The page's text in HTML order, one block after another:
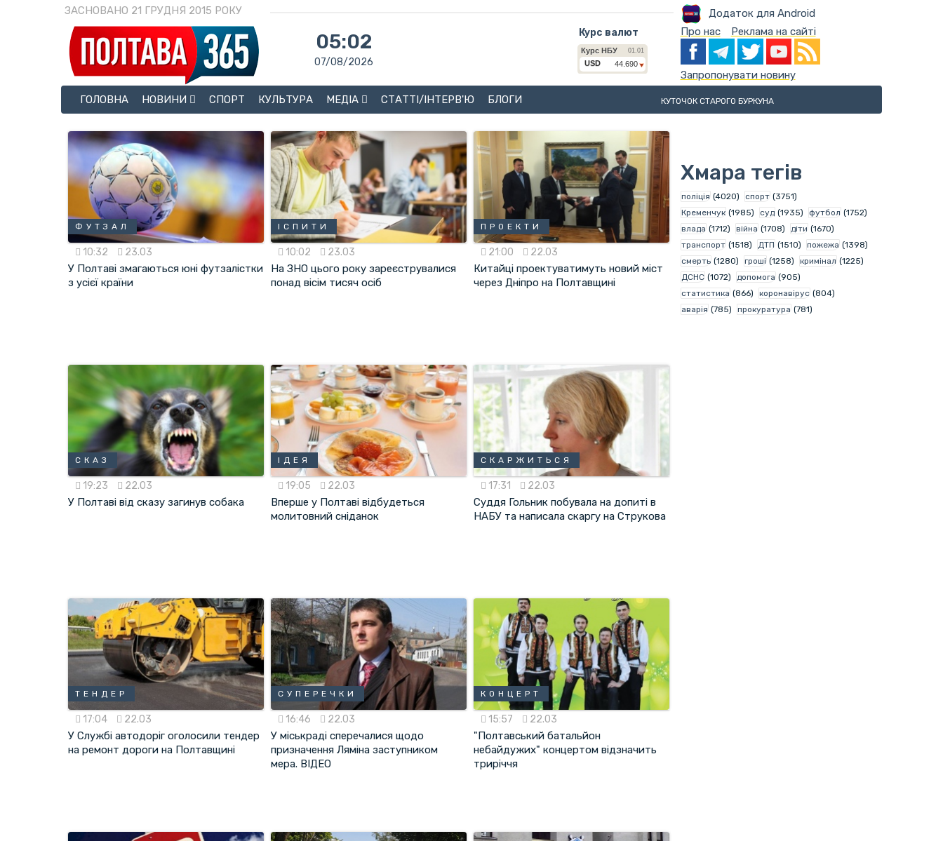
ЗАСНОВАНО 21 ГРУДНЯ 2015 РОКУ Додаток для Android
05:02
07/08/2026
Курс валют Про нас Реклама на сайті
Запропонувати новину
ГОЛОВНА
НОВИНИ СПОРТ КУЛЬТУРА МЕДІА СТАТТІ/ІНТЕРВ'Ю БЛОГИ КУТОЧОК СТАРОГО БУРКУНА
ФУТЗАЛ
10:32 23.03
У Полтаві змагаються юні футзалістки
з усієї країни
ІСПИТИ
10:02 23.03
На ЗНО цього року зареєструвалися
понад вісім тисяч осіб
ПРОЕКТИ
21:00 22.03
Китайці проектуватимуть новий міст
через Дніпро на Полтавщині
СКАЗ
19:23 22.03
У Полтаві від сказу загинув собака
ІДЕЯ
19:05 22.03
Вперше у Полтаві відбудеться
молитовний сніданок
СКАРЖИТЬСЯ
17:31 22.03
Суддя Гольник побувала на допиті в
НАБУ та написала скаргу на Струкова
ТЕНДЕР
17:04 22.03
У Службі автодоріг оголосили тендер
на ремонт дороги на Полтавщині
СУПЕРЕЧКИ
16:46 22.03
У міськраді сперечалися щодо
призначення Ляміна заступником
мера. ВІДЕО
КОНЦЕРТ
15:57 22.03
"Полтавський батальйон
небайдужих" концертом відзначить
триріччя
Хмара тегів
поліція (4020) спорт (3751)
Кременчук (1985) суд (1935) футбол (1752)
влада (1712) війна (1708) діти (1670)
транспорт (1518) ДТП (1510) пожежа (1398)
смерть (1280) гроші (1258) кримінал (1225)
ДСНС (1072) допомога (905)
статистика (866) коронавірус (804)
аварія (785) прокуратура (781)